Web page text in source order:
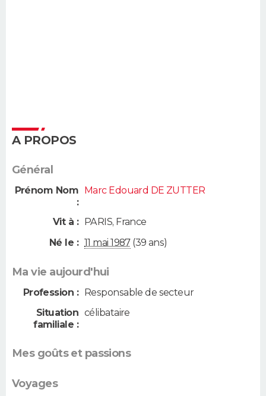
A PROPOS
Général
Prénom Nom
:
Marc Edouard DE ZUTTER
Vit à : PARIS, France
Né le : 11 mai 1987(39 ans)
Ma vie aujourd'hui
Profession : Responsable de secteur
Situation
familiale :
célibataire
Mes goûts et passions
Voyages